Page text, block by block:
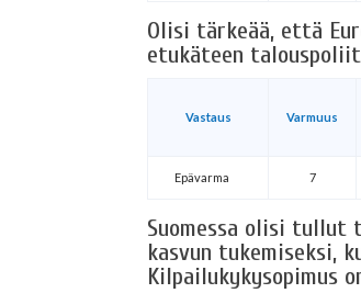
Olisi tärkeää, että
etukäteen
Vastaus Varmuus
Epävarma 7
Suomessa olisi tullut
kasvun tukemiseksi,
Kilpailukykysopimus